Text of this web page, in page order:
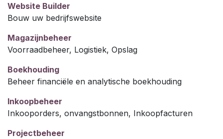
Website Builder
Bouw uw bedrijfswebsite
Magazijnbeheer
Voorraadbeheer, Logistiek, Opslag
Boekhouding
Beheer financiële en analytische boekhouding
Inkoopbeheer
Inkooporders, onvangstbonnen, Inkoopfacturen
Projectbeheer